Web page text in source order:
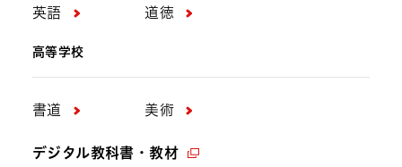
英語 道徳
高等学校
書道 美術
デジタル教科書・教材